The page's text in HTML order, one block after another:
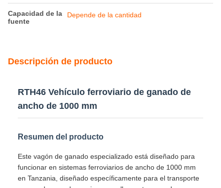
Capacidad de la
fuente
Depende de la cantidad
Descripción de producto
RTH46 Vehículo ferroviario de ganado de
ancho de 1000 mm
Resumen del producto
Este vagón de ganado especializado está diseñado para
funcionar en sistemas ferroviarios de ancho de 1000 mm
en Tanzania, diseñado específicamente para el transporte